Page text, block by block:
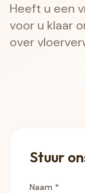
Heeft u een
voor u klaar
over
Stuur
Naam *